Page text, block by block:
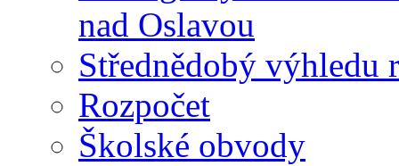
nad Oslavou
Střednědobý výhledu
Rozpočet
Školské obvody